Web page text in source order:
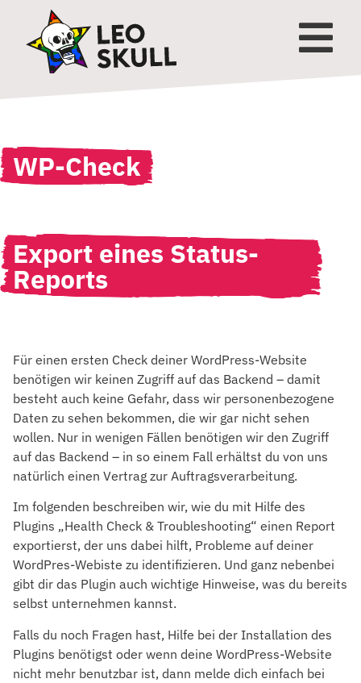
WP-Check
Export eines Status-
Reports
Für einen ersten Check deiner WordPress-Website
benötigen wir keinen Zugriff auf das Backend – damit
besteht auch keine Gefahr, dass wir personenbezogene
Daten zu sehen bekommen, die wir gar nicht sehen
wollen. Nur in wenigen Fällen benötigen wir den Zugriff
auf das Backend – in so einem Fall erhältst du von uns
natürlich einen Vertrag zur Auftragsverarbeitung.
Im folgenden beschreiben wir, wie du mit Hilfe des
Plugins „Health Check & Troubleshooting“ einen Report
exportierst, der uns dabei hilft, Probleme auf deiner
WordPres-Webiste zu identifizieren. Und ganz nebenbei
gibt dir das Plugin auch wichtige Hinweise, was du bereits
selbst unternehmen kannst.
Falls du noch Fragen hast, Hilfe bei der Installation des
Plugins benötigst oder wenn deine WordPress-Website
nicht mehr benutzbar ist, dann melde dich einfach bei